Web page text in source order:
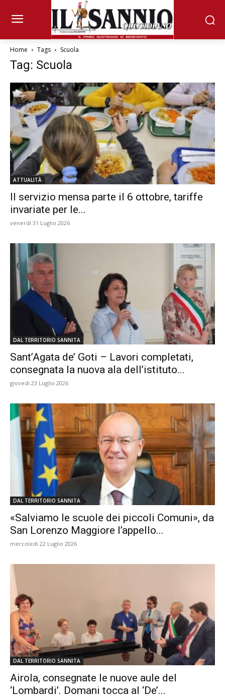
Home Tags Scuola
Tag: Scuola
ATTUALITÀ
Il servizio mensa parte il 6 ottobre, tariffe
invariate per le...
venerdì 31 Luglio 2026
DAL TERRITORIO SANNITA
Sant’Agata de’ Goti – Lavori completati,
consegnata la nuova ala dell’istituto...
giovedì 23 Luglio 2026
DAL TERRITORIO SANNITA
«Salviamo le scuole dei piccoli Comuni», da
San Lorenzo Maggiore l’appello...
mercoledì 22 Luglio 2026
DAL TERRITORIO SANNITA
Airola, consegnate le nuove aule del
‘Lombardi’. Domani tocca al ‘De’...